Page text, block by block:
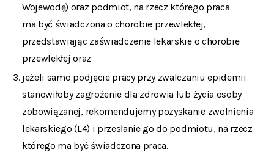
Wojewodę) oraz podmiot, na rzecz którego praca
ma być świadczona o chorobie przewlekłej,
przedstawiając zaświadczenie lekarskie o chorobie
przewlekłej oraz
jeżeli samo podjęcie pracy przy zwalczaniu epidemii
stanowiłoby zagrożenie dla zdrowia lub życia osoby
zobowiązanej, rekomendujemy pozyskanie zwolnienia
lekarskiego (L4) i przesłanie go do podmiotu, na rzecz
którego ma być świadczona praca.